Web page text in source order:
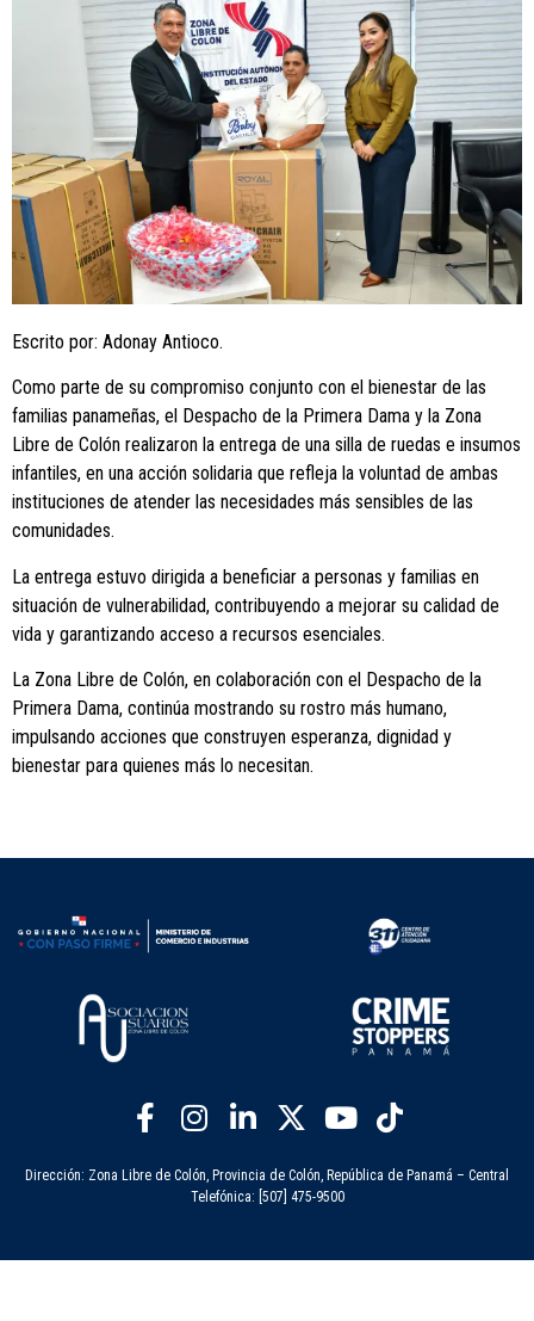
Escrito por: Adonay Antioco.
Como parte de su compromiso conjunto con el bienestar de las
familias panameñas, el Despacho de la Primera Dama y la Zona
Libre de Colón realizaron la entrega de una silla de ruedas e insumos
infantiles, en una acción solidaria que refleja la voluntad de ambas
instituciones de atender las necesidades más sensibles de las
comunidades.
La entrega estuvo dirigida a beneficiar a personas y familias en
situación de vulnerabilidad, contribuyendo a mejorar su calidad de
vida y garantizando acceso a recursos esenciales.
La Zona Libre de Colón, en colaboración con el Despacho de la
Primera Dama, continúa mostrando su rostro más humano,
impulsando acciones que construyen esperanza, dignidad y
bienestar para quienes más lo necesitan.
Dirección: Zona Libre de Colón, Provincia de Colón, República de Panamá – Central
Telefónica: [507] 475-9500